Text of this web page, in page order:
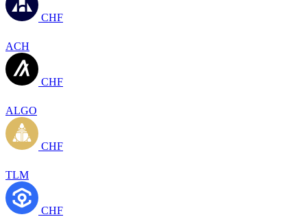
CHF
ACH
CHF
ALGO
CHF
TLM
CHF